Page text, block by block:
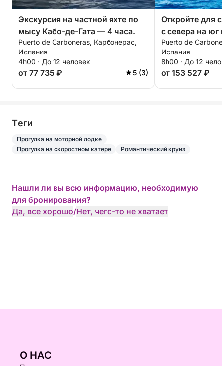
Экскурсия на частной яхте по
мысу Кабо-де-Гата — 4 часа.
Puerto de Carboneras, Карбонерас,
Испания
4h00 · До 12 человек
от 77 735 ₽ 5 (3)
Откройте для
с севера на юг
Puerto de
Испания
8h00 · До 12
от 153 527 ₽
Tеги
Прогулка на моторной лодке
Прогулка на скоростном катере
Романтический круиз
Нашли ли вы всю информацию, необходимую
для бронирования?
Да, всё хорошо/Нет, чего-то не хватает
О НАС